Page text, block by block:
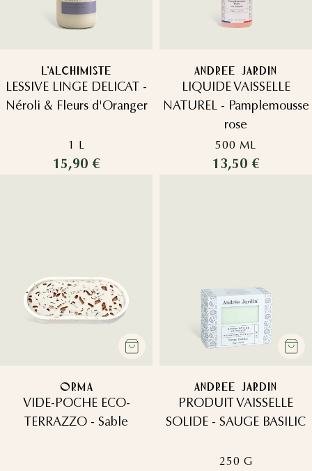
L'ALCHIMISTE
LESSIVE LINGE DELICAT -
Néroli & Fleurs d'Oranger
1 L
15,90 €
ANDREE JARDIN
LIQUIDE VAISSELLE
NATUREL - Pamplemousse
rose
500 ML
13,50 €
ORMA
VIDE-POCHE ECO-
TERRAZZO - Sable
ANDREE JARDIN
PRODUIT VAISSELLE
SOLIDE - SAUGE BASILIC
250 G